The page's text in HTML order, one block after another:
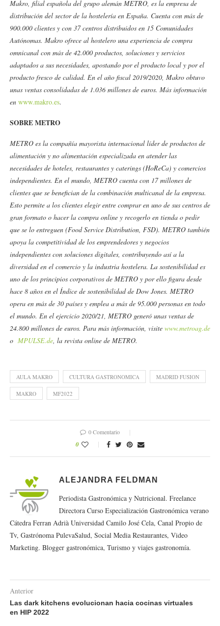
Makro, filial española del grupo alemán METRO, es la empresa de
distribución del sector de la hostelería en España. Cuenta con más de
900.000 clientes y con 37 centros distribuidos en 15 Comunidades
Autónomas. Makro ofrece al hostelero una experiencia de compra
omnicanal con más de 42.000 productos, soluciones y servicios
adaptados a sus necesidades, apostando por el producto local y por el
producto fresco de calidad. En el año fiscal 2019/2020, Makro obtuvo
unas ventas consolidadas de 1.036 millones de euros. Más información
en www.makro.es.
SOBRE METRO
METRO es la compañía mayorista internacional líder de productos de
alimentación y no alimentación especializada en atender las
necesidades de hoteles, restaurantes y caterings (HoReCa) y comercios
independientes. En el mundo, METRO cuenta con 17 millones de
clientes que se benefician de la combinación multicanal de la empresa.
Esto permite a los clientes elegir entre comprar en uno de sus centros de
gran formato o hacer la compra online y recogerlo en tienda o pedir
que se lo entreguen (Food Service Distribution, FSD). METRO también
apoya la competitividad de los emprendedores y negocios
independientes con soluciones digitales, contribuyendo así a la
diversidad en el comercio y la industria hostelera. La sostenibilidad es
uno de los principios corporativos de METRO y por ello figura desde
hace 8 años en el Índice de sostenibilidad de Dow Jones. METRO
opera en más de 30 países y emplea a más de 95.000 personas en todo
el mundo. En el ejercicio 2020/21, METRO generó unas ventas de
24.800 millones de euros. Para más información, visite www.metroag.de
o MPULSE.de , la revista online de METRO.
AULA MAKRO CULTURA GASTRONOMICA MADRID FUSION
MAKRO MF2022
0 Comentario
0
ALEJANDRA FELDMAN
Periodista Gastronómica y Nutricional. Freelance
Directora Curso Especialización Gastronómica verano
Cátedra Ferran Adrià Universidad Camilo José Cela, Canal Propio de
Tv, Gastrónoma PulevaSalud, Social Media Restaurantes, Video
Marketing. Blogger gastronómica, Turismo y viajes gastronomía.
Anterior
Las dark kitchens evolucionan hacia cocinas virtuales
en HIP 2022